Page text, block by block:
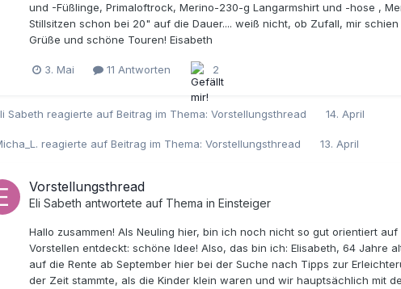
und -Füßlinge, Primaloftrock, Merino-230-g Langarmshirt und -hose ,
Stillsitzen schon bei 20" auf die Dauer.... weiß nicht, ob Zufall, mir
Grüße und schöne Touren! Eisabeth
3. Mai 11 Antworten 2
Sabeth reagierte auf Beitrag im Thema: Vorstellungsthread 14. April
reagierte auf Beitrag im Thema: Vorstellungsthread 13. April
Vorstellungsthread
Eli Sabeth antwortete auf Thema in Einsteiger
Hallo zusammen! Als Neuling hier, bin ich noch nicht so gut orientiert
Vorstellen entdeckt: schöne Idee! Also, das bin ich: Elisabeth, 64 Jahre
auf die Rente ab September hier bei der Suche nach Tipps zur
der Zeit stammte, als die Kinder klein waren und wir hauptsächlich mit